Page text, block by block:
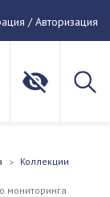
/ Авторизация
Коллекции
мониторинга